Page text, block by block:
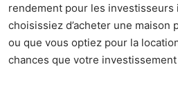
rendement pour les investisseurs
choisissiez d’acheter une maison
ou que vous optiez pour la
chances que votre